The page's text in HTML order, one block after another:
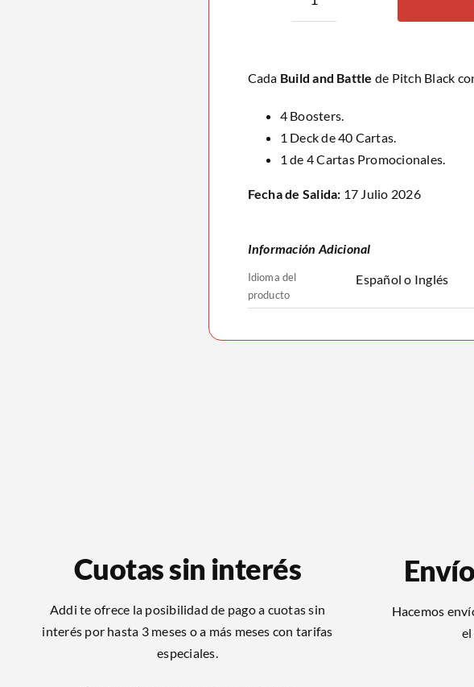
Build
Pitch
cantidad
Cada Build and Battle de Pitch Black
4 Boosters.
1 Deck de 40 Cartas.
1 de 4 Cartas Promocionales.
Fecha de Salida: 17 Julio 2026
Información Adicional
Idioma del
producto
Español o Inglés
Cuotas sin interés
Addi te ofrece la posibilidad de pago a cuotas sin
interés por hasta 3 meses o a más meses con tarifas
especiales.
Hacemos
el